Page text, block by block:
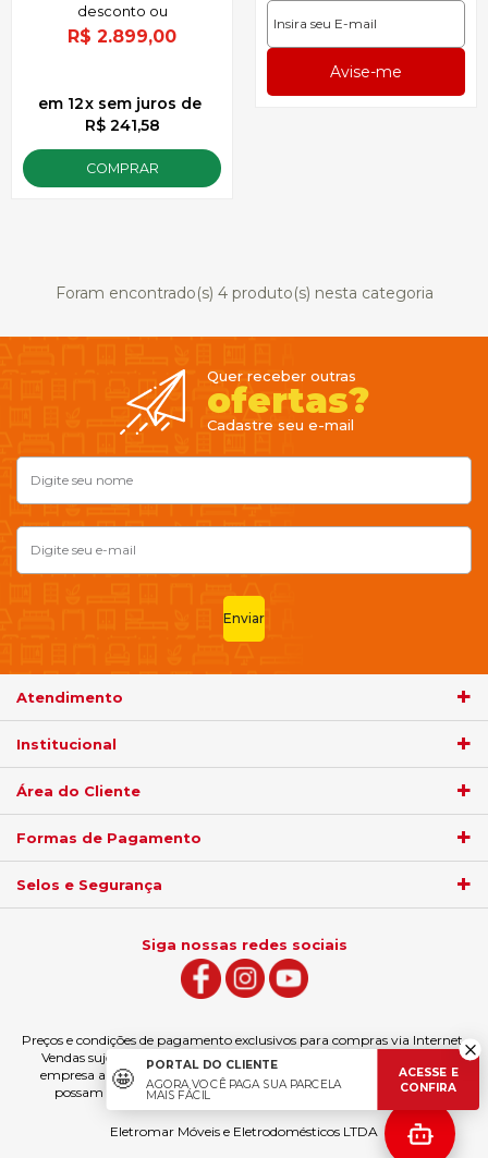
R$ 2.899,00
12x
de
R$ 241,58
sem juros
COMPRAR
Foram encontrado(s) 4produto(s) nesta categoria
Quer receber outras
ofertas?
Cadastre seu e-mail
Enviar
Atendimento
Institucional
Área do Cliente
Formas de Pagamento
Selos e Segurança
Siga nossas redes sociais
Preços e condições de pagamento exclusivos para compras via Internet.
Vendas sujeitas à análise e confirmação de dados. Fica garantida à
empresa a eventual retificação das ofertas e erros de digitação que
possam ter sido veiculados, podendo ser estornado a compra.
Eletromar Móveis e Eletrodomésticos LTDA
🤩
PORTAL DO CLIENTE
AGORA VOCÊ PAGA SUA PARCELA
MAIS FÁCIL
ACESSE E
CONFIRA